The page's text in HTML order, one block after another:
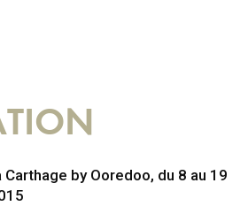
Carthage by Ooredoo, du 8 au 19